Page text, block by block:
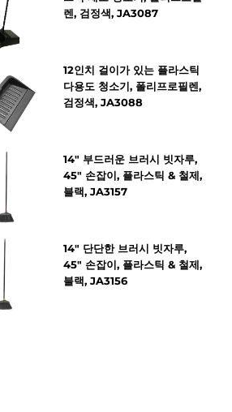
렌, 검정색, JA3087
12인치 걸이가 있는 플라스틱
다용도 청소기, 폴리프로필렌,
검정색, JA3088
14" 부드러운 브러시 빗자루,
45" 손잡이, 플라스틱 & 철제,
블랙, JA3157
14" 단단한 브러시 빗자루,
45" 손잡이, 플라스틱 & 철제,
블랙, JA3156